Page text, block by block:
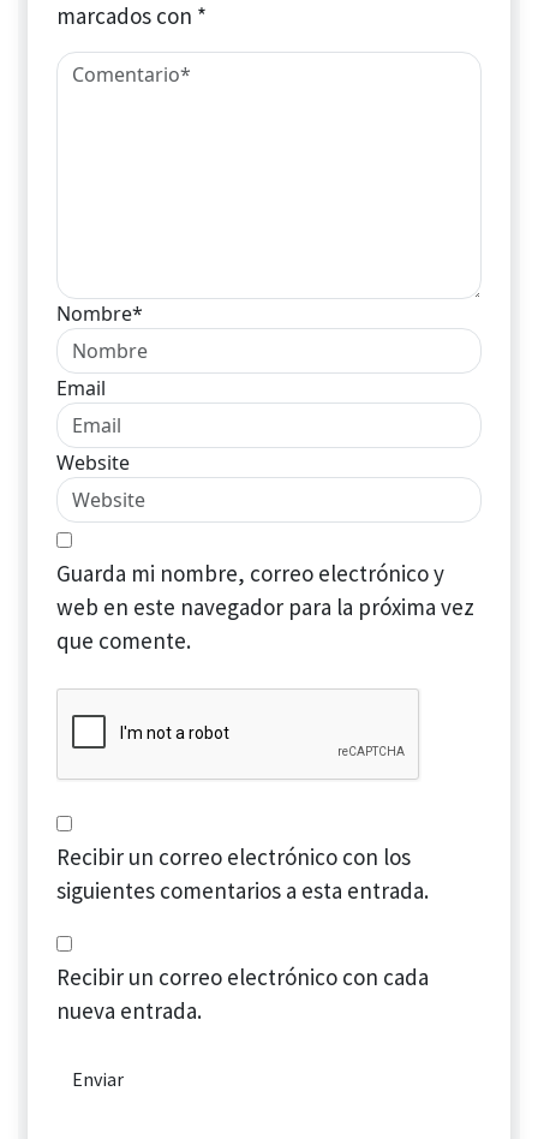
marcados con *
Nombre*
Email
Website
Guarda mi nombre, correo electrónico y
web en este navegador para la próxima vez
que comente.
Recibir un correo electrónico con los
siguientes comentarios a esta entrada.
Recibir un correo electrónico con cada
nueva entrada.